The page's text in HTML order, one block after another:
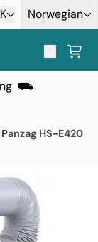
Norwegian
⛟
Panzag HS-E420